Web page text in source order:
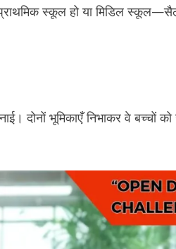
स्कूल हो या मिडिल
दोनों भूमिकाएँ निभाकर वे बच्चों